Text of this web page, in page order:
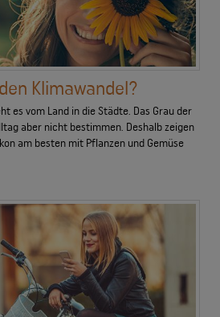
Klimawandel?
es vom Land in die Städte. Das Grau der
aber nicht bestimmen. Deshalb zeigen
am besten mit Pflanzen und Gemüse